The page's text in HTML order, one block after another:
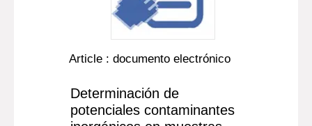
Article : documento electrónico
Determinación de
potenciales contaminantes